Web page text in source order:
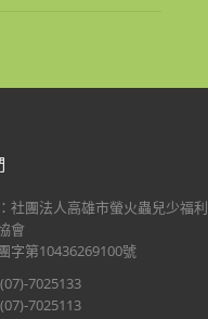
社團法人高雄市螢火蟲兒少福利
會
字第10436269100號
7025133
7025113